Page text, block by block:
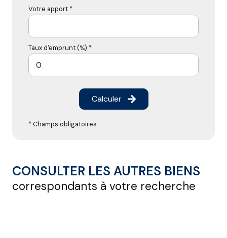
Votre apport *
Taux d'emprunt (%) *
Calculer
* Champs obligatoires
CONSULTER LES AUTRES BIENS
correspondants à votre recherche